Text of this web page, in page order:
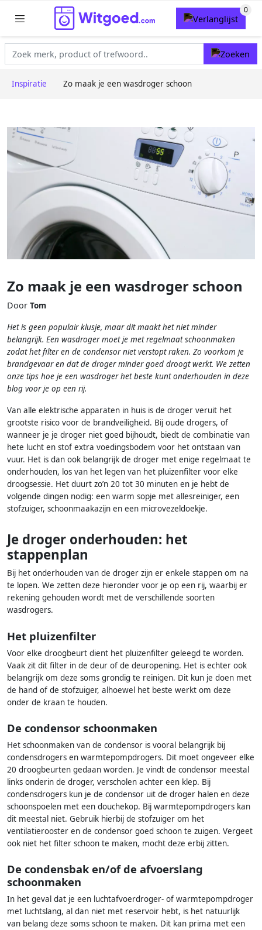
Inspiratie Zo maak je een wasdroger schoon
Zo maak je een wasdroger schoon
Door Tom
Het is geen populair klusje, maar dit maakt het niet minder
belangrijk. Een wasdroger moet je met regelmaat schoonmaken
zodat het filter en de condensor niet verstopt raken. Zo voorkom je
brandgevaar en dat de droger minder goed droogt werkt. We zetten
onze tips hoe je een wasdroger het beste kunt onderhouden in deze
blog voor je op een rij.
Van alle elektrische apparaten in huis is de droger veruit het
grootste risico voor de brandveiligheid. Bij oude drogers, of
wanneer je je droger niet goed bijhoudt, biedt de combinatie van
hete lucht en stof extra voedingsbodem voor het ontstaan van
vuur. Het is dan ook belangrijk de droger met enige regelmaat te
onderhouden, los van het legen van het pluizenfilter voor elke
droogsessie. Het duurt zo’n 20 tot 30 minuten en je hebt de
volgende dingen nodig: een warm sopje met allesreiniger, een
stofzuiger, schoonmaakazijn en een microvezeldoekje.
Je droger onderhouden: het
stappenplan
Bij het onderhouden van de droger zijn er enkele stappen om na
te lopen. We zetten deze hieronder voor je op een rij, waarbij er
rekening gehouden wordt met de verschillende soorten
wasdrogers.
Het pluizenfilter
Voor elke droogbeurt dient het pluizenfilter geleegd te worden.
Vaak zit dit filter in de deur of de deuropening. Het is echter ook
belangrijk om deze soms grondig te reinigen. Dit kun je doen met
de hand of de stofzuiger, alhoewel het beste werkt om deze
onder de kraan te houden.
De condensor schoonmaken
Het schoonmaken van de condensor is vooral belangrijk bij
condensdrogers en warmtepompdrogers. Dit moet ongeveer elke
20 droogbeurten gedaan worden. Je vindt de condensor meestal
links onderin de droger, verscholen achter een klep. Bij
condensdrogers kun je de condensor uit de droger halen en deze
schoonspoelen met een douchekop. Bij warmtepompdrogers kan
dit meestal niet. Gebruik hierbij de stofzuiger om het
ventilatierooster en de condensor goed schoon te zuigen. Vergeet
ook niet het filter schoon te maken, mocht deze erbij zitten.
De condensbak en/of de afvoerslang
schoonmaken
In het geval dat je een luchtafvoerdroger- of warmtepompdroger
met luchtslang, al dan niet met reservoir hebt, is het natuurlijk
van belang deze soms schoon te maken. Dit kan prima met een